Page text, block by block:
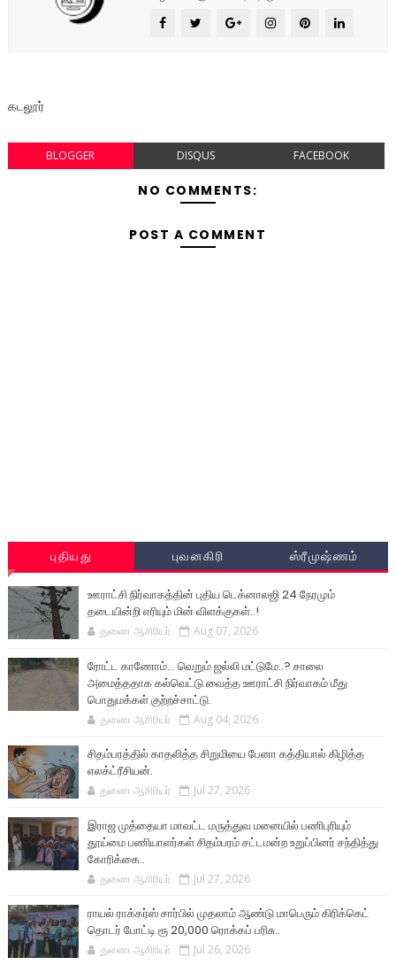
கடலூர்
BLOGGER DISQUS FACEBOOK
NO COMMENTS:
POST A COMMENT
புதியது புவனகிரி ஸ்ரீமுஷ்ணம்
ஊராட்சி நிர்வாகத்தின் புதிய டெக்னாலஜி 24 நேரமும்
தடையின்றி எரியும் மின் விளக்குகள்..!
துணை ஆசிரியர் Aug 07, 2026
ரோட்ட காணோம்... வெறும் ஜல்லி மட்டுமே..? சாலை
அமைத்ததாக கல்வெட்டு வைத்த ஊராட்சி நிர்வாகம் மீது
பொதுமக்கள் குற்றச்சாட்டு.
துணை ஆசிரியர் Aug 04, 2026
சிதம்பரத்தில் காதலித்த சிறுமியை பேனா கத்தியால் கிழித்த
எலக்ட்ரீசியன்.
துணை ஆசிரியர் Jul 27, 2026
இராஜ முத்தையா மாவட்ட மருத்துவ மனையில் பணிபுரியும்
தூய்மை பணியாளர்கள் சிதம்பரம் சட்டமன்ற உறுப்பினர் சந்தித்து
கோரிக்கை..
துணை ஆசிரியர் Jul 27, 2026
ராயல் ராக்கர்ஸ் சார்பில் முதலாம் ஆண்டு மாபெரும் கிரிக்கெட்
தொடர் போட்டி ரூ 20,000 ரொக்கப் பரிசு..
துணை ஆசிரியர் Jul 26, 2026